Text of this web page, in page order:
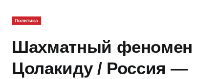
Политика
Шахматный феномен
Цолакиду / Россия —